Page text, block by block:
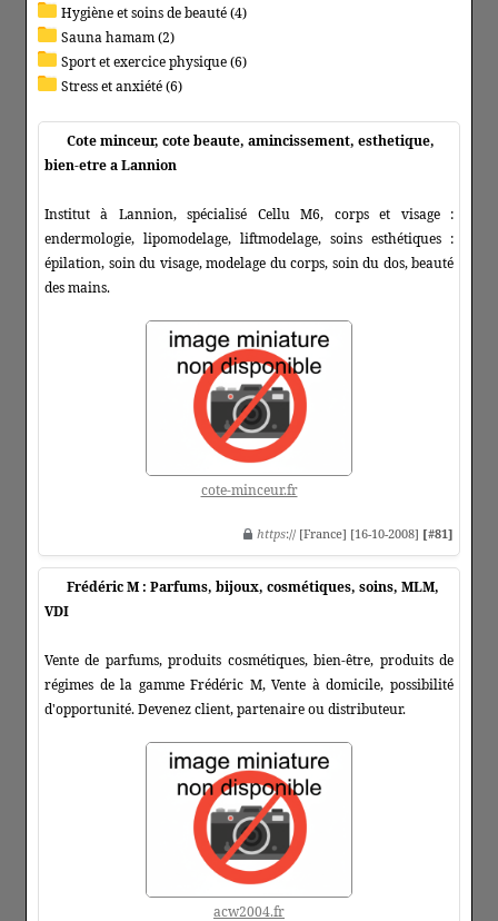
Hygiène et soins de beauté (4)
Sauna hamam (2)
Sport et exercice physique (6)
Stress et anxiété (6)
Cote minceur, cote beaute, amincissement, esthetique,
bien-etre a Lannion
Institut à Lannion, spécialisé Cellu M6, corps et visage :
endermologie, lipomodelage, liftmodelage, soins esthétiques :
épilation, soin du visage, modelage du corps, soin du dos, beauté
des mains.
cote-minceur.fr
https:// [France] [16-10-2008] [#81]
Frédéric M : Parfums, bijoux, cosmétiques, soins, MLM,
VDI
Vente de parfums, produits cosmétiques, bien-être, produits de
régimes de la gamme Frédéric M, Vente à domicile, possibilité
d'opportunité. Devenez client, partenaire ou distributeur.
acw2004.fr